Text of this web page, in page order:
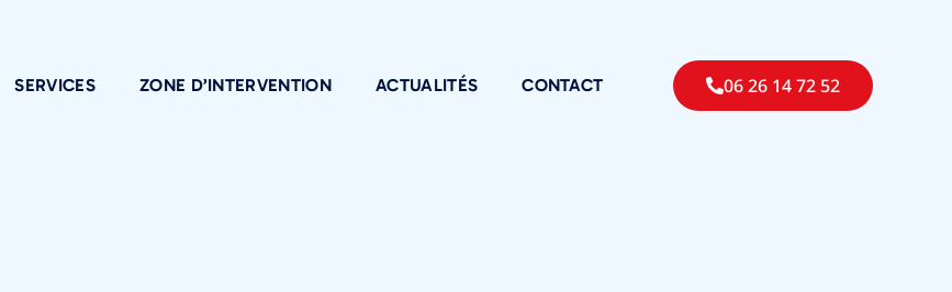
SERVICES ZONE D’INTERVENTION ACTUALITÉS CONTACT 06 26 14 72 52